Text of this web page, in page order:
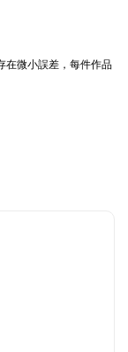
在微小誤差，每件作品